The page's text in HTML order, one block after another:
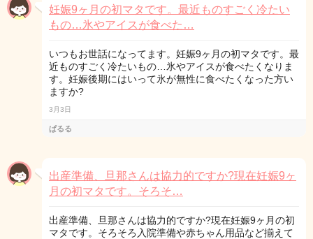
妊娠9ヶ月の初マタです。最近ものすごく冷たい
もの…氷やアイスが食べた…
いつもお世話になってます。妊娠9ヶ月の初マタです。最
近ものすごく冷たいもの…氷やアイスが食べたくなりま
す。妊娠後期にはいって氷が無性に食べたくなった方い
ますか?
3月3日
ぱるる
出産準備、旦那さんは協力的ですか?現在妊娠9ヶ
月の初マタです。そろそ…
出産準備、旦那さんは協力的ですか?現在妊娠9ヶ月の初
マタです。そろそろ入院準備や赤ちゃん用品など揃えて